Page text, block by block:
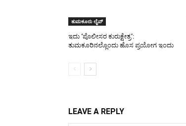
ತುಮಕೂರು ಲೈವ್
ಇದು ‘ಪೊಲೀಸರ ಕುರುಕ್ಷೇತ್ರ’:
ತುಮಕೂರಿನಲ್ಲೊಂದು ಹೊಸ ಪ್ರಯೋಗ ಇಂದು
LEAVE A REPLY